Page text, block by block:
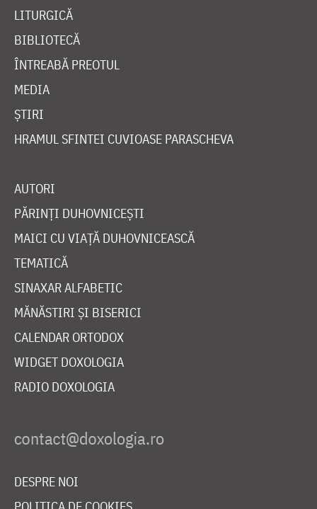
LITURGICĂ
BIBLIOTECĂ
ÎNTREABĂ PREOTUL
MEDIA
ȘTIRI
HRAMUL SFINTEI CUVIOASE PARASCHEVA
AUTORI
PĂRINȚI DUHOVNICEȘTI
MAICI CU VIAȚĂ DUHOVNICEASCĂ
TEMATICĂ
SINAXAR ALFABETIC
MĂNĂSTIRI ȘI BISERICI
CALENDAR ORTODOX
WIDGET DOXOLOGIA
RADIO DOXOLOGIA
DESPRE NOI